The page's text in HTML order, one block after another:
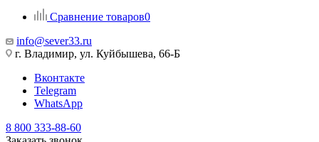
Сравнение товаров0
info@sever33.ru
г. Владимир, ул. Куйбышева, 66-Б
Вконтакте
Telegram
WhatsApp
8 800 333-88-60